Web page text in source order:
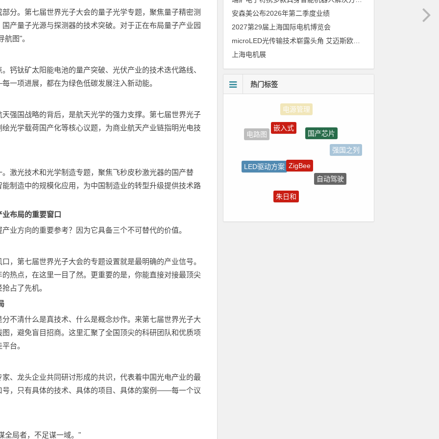
分。第七届世界光子大会的量子光学专题，聚焦量子精密测
产量子光源与探测器的技术突破。对于正在布局量子产业园
图"。
钙钛矿太阳能电池的量产突破、光伏产业的技术迭代路线、
项进展，都在为绿色低碳发展注入新动能。
强国战略的背后，是航天光学的强力支撑。第七届世界光子
光学载荷国产化等核心议题，为商业航天产业链指明光电技
激光技术和光学制造专题，聚焦飞秒皮秒激光器的国产替
制造中的规模化应用，为中国制造业的转型升级提供技术路
布局的重要窗口
业方向的重要参考？因为它具备三个不可替代的价值。
，第七届世界光子大会的专题设置就是最明确的产业信号。
热点，在这里一目了然。更重要的是，你能直接对接最顶尖
占了先机。
不清什么是真技术、什么是概念炒作。来第七届世界光子大
，避免盲目招商。这里汇聚了全国顶尖的科研团队和优质项
台。
、龙头企业共同研讨形成的共识，代表着中国光电产业的最
号，只有具体的技术、具体的项目、具体的案例——每一个议
全局者，不足谋一域。"
安森美公布2026年第二季度业绩
2027第29届上海国际电机博览会
microLED光传输技术崭露头角 艾迈斯欧司朗模拟平台加速AI数据中心高速互连设计
上海电机展
热门标签
电路图
嵌入式
强国之列
5G